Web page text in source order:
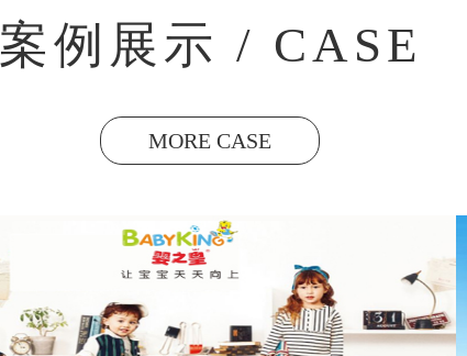
案例展示 / CASE
MORE CASE